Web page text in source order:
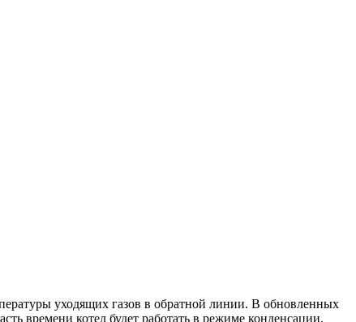
уходящих газов в обратной линии. В обновленных
времени котел будет работать в режиме конденсации.